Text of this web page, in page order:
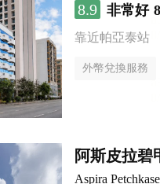
8.9 非常好
靠近帕亞泰站
外幣兌換服務
阿斯皮拉碧
Aspira